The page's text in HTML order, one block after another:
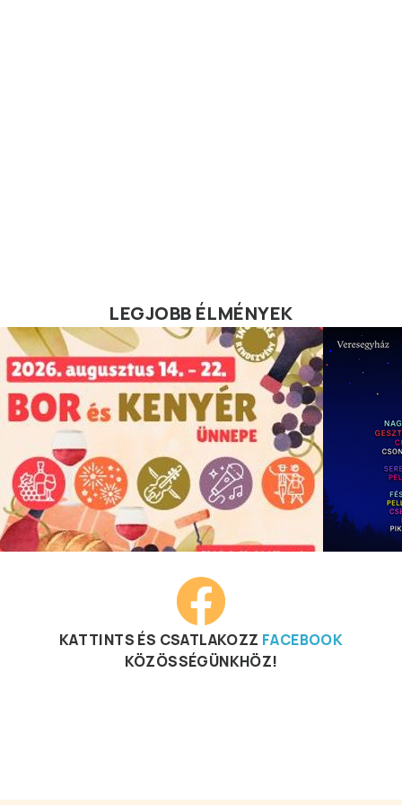
LEGJOBB ÉLMÉNYEK
KATTINTS ÉS CSATLAKOZZ FACEBOOK
KÖZÖSSÉGÜNKHÖZ!